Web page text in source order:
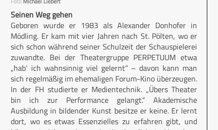
Seinen Weg gehen
Geboren wurde er 1983 als Alexander Donhofer in
Mödling. Er kam mit vier Jahren nach St. Pölten, wo er
sich schon während seiner Schulzeit der Schauspielerei
zuwandte. Bei der Theatergruppe PERPETUUM etwa
„hab‘ ich wahnsinnig viel gelernt“ – davon kann man
sich regelmäßig im ehemaligen Forum-Kino überzeugen.
In der FH studierte er Medientechnik. „Übers Theater
bin ich zur Performance gelangt.“ Akademische
Ausbildung in bildender Kunst besitze er keine. Er lernt
dort, wo es etwas Essenzielles zu erfahren gibt, und